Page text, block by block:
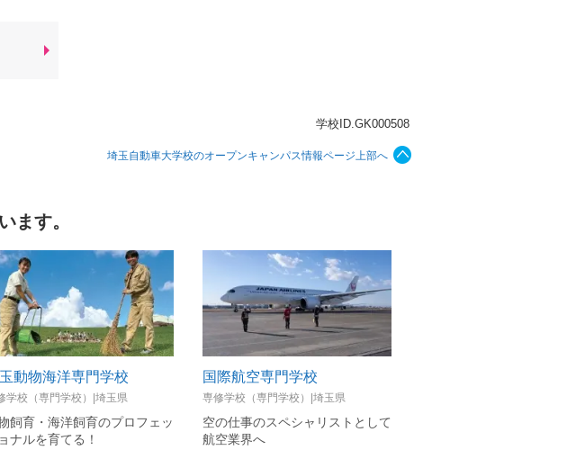
学校ID.GK000508
埼玉自動車大学校のオープンキャンパス情報ページ上部へ
ます。
動物海洋専門学校
学校（専門学校）|埼玉県
飼育・海洋飼育のプロフェッ
ナルを育てる！
国際航空専門学校
専修学校（専門学校）|埼玉県
空の仕事のスペシャリストとして
航空業界へ